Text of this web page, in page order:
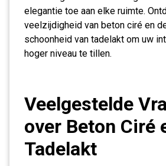
elegantie toe aan elke ruimte.
veelzijdigheid van beton ciré en
schoonheid van tadelakt om uw
hoger niveau te tillen.
Veelgestelde
over Beton Ciré
Tadelakt